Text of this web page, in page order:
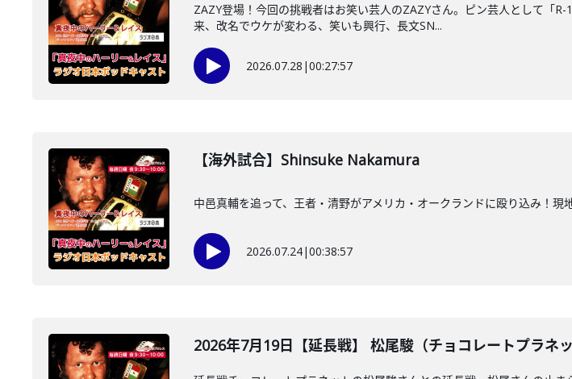
ZAZY登場！今回の挑戦者はお笑い芸人のZAZYさん。ピン芸人として「
来、改名でウケが変わる、笑いも興行、長文SN...
2026.07.28 |00:27:57
【海外試合】Shinsuke Nakamura
中邑真輔を追って、王者・清野がアメリカ・オークランドに殴り込み！現
2026.07.24|00:38:57
2026年7月19日【延長戦】 松尾駿（チョコレートプラネッ